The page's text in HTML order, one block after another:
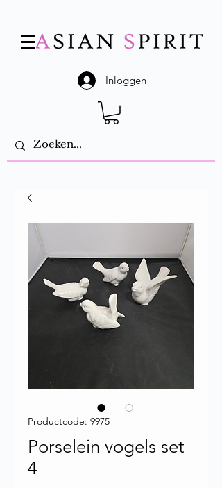
Inloggen
Productcode: 9975
Porselein vogels set
4